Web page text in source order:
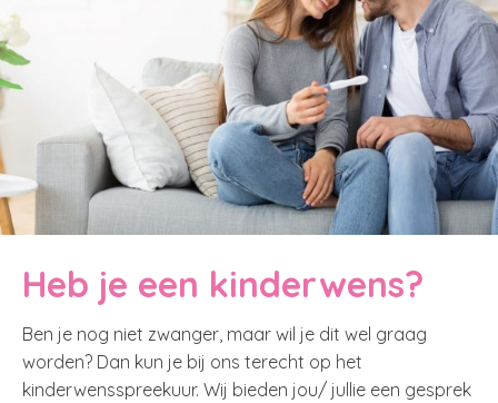
Heb je een kinderwens?
Ben je nog niet zwanger, maar wil je dit wel graag
worden? Dan kun je bij ons terecht op het
kinderwensspreekuur. Wij bieden jou/ jullie een gesprek